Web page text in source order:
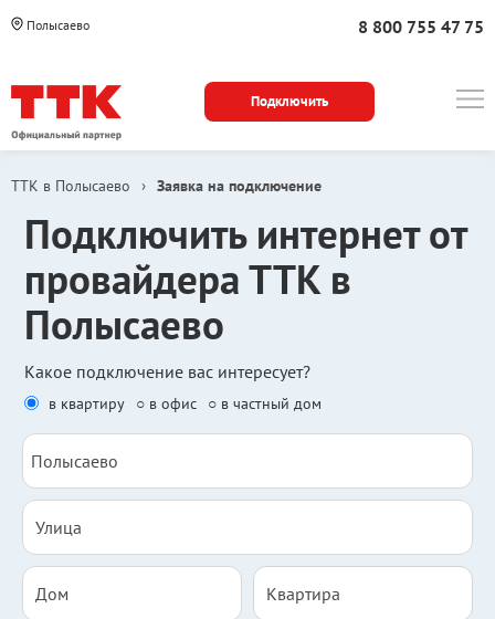
Полысаево 8 800 755 47 75
Подключить
ТТК в Полысаево › Заявка на подключение
Подключить интернет от
провайдера ТТК в
Полысаево
Какое подключение вас интересует?
в квартиру ○ в офис ○ в частный дом